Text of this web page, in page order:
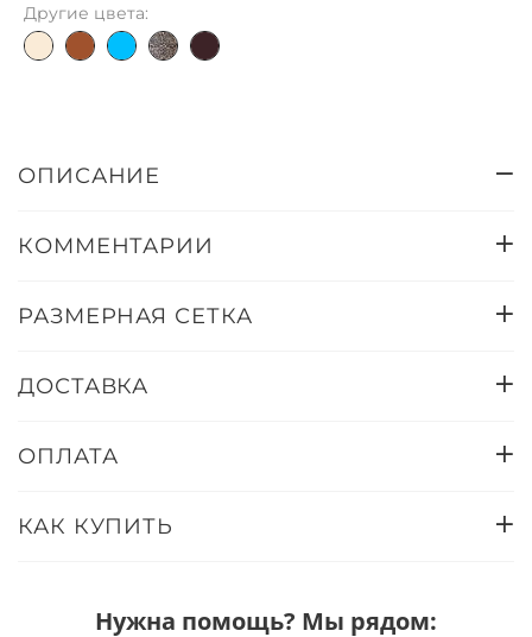
Другие цвета:
ОПИСАНИЕ
КОММЕНТАРИИ
РАЗМЕРНАЯ СЕТКА
ДОСТАВКА
ОПЛАТА
КАК КУПИТЬ
Нужна помощь? Мы рядом: